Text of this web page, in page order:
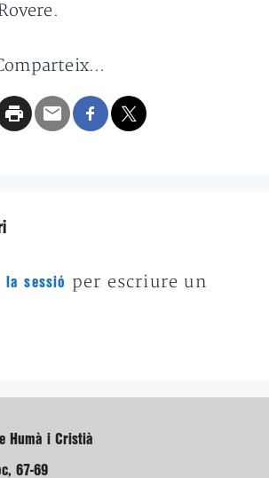
sessió
per escriure un
Humà i Cristià
67-69